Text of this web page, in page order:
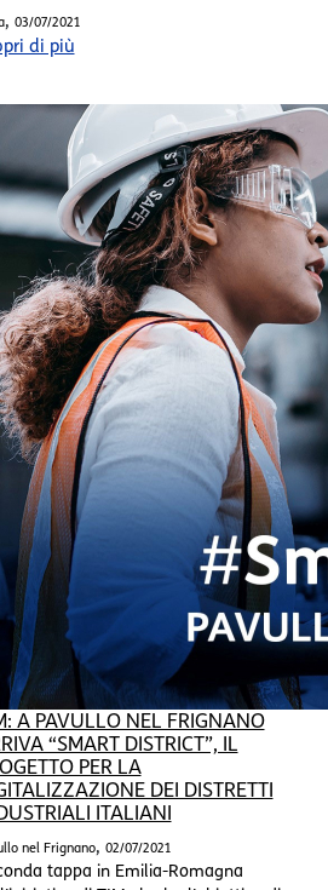
, 03/07/2021
di più
A PAVULLO NEL FRIGNANO
“SMART DISTRICT”, IL
PER LA
DEI DISTRETTI
ITALIANI
nel Frignano, 02/07/2021
tappa in Emilia-Romagna